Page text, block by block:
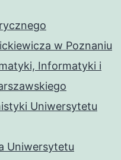
w Poznaniu
Informatyki i
Uniwersytetu
Uniwersytetu